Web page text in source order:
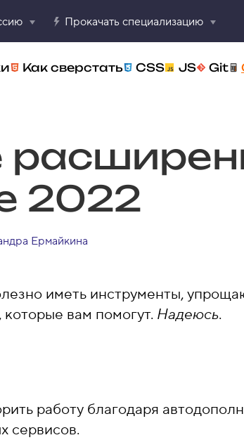
Прокачать специализацию
Как сверстать CSS JS Git
2022
Ермайкина
иметь инструменты,
вам помогут. Надеюсь.
работу благодаря
сервисов.